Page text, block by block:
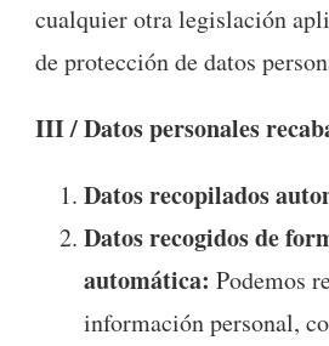
cualquier otra legislación
de protección de datos
III / Datos personales
Datos recopilados
Datos recogidos de
automática: Podemos
información personal,